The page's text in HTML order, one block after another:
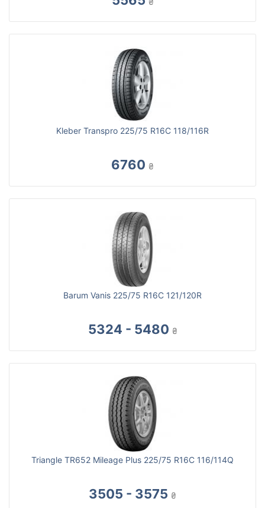
Kleber Transpro 225/75 R16C 118/116R
6760 ₴
Barum Vanis 225/75 R16C 121/120R
5324 - 5480 ₴
Triangle TR652 Mileage Plus 225/75 R16C 116/114Q
3505 - 3575 ₴